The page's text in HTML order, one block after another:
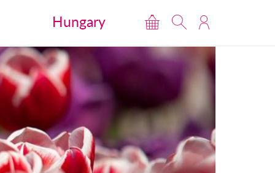
Hungary